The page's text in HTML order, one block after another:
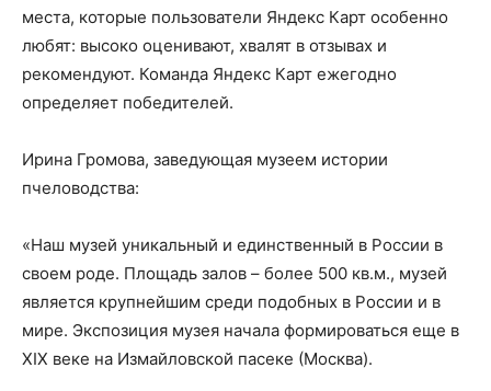
места, которые пользователи Яндекс Карт особенно
любят: высоко оценивают, хвалят в отзывах и
рекомендуют. Команда Яндекс Карт ежегодно
определяет победителей.
Ирина Громова, заведующая музеем истории
пчеловодства:
«Наш музей уникальный и единственный в России в
своем роде. Площадь залов – более 500 кв.м., музей
является крупнейшим среди подобных в России и в
мире. Экспозиция музея начала формироваться еще в
XIX веке на Измайловской пасеке (Москва).